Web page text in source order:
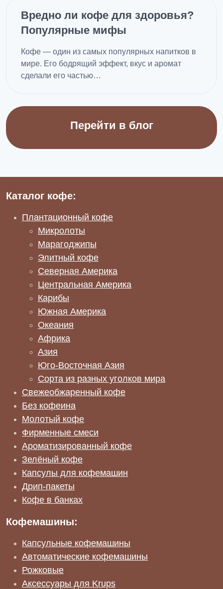
Вредно ли кофе для здоровья?
Популярные мифы
Кофе — один из самых популярных напитков в
мире. Его бодрящий эффект, вкус и аромат
сделали его частью…
Перейти в блог
Каталог кофе:
Плантационный кофе
Микролоты
Марагоджипы
Элитный кофе
Северная Америка
Центральная Америка
Карибы
Южная Америка
Океания
Африка
Азия
Юго-Восточная Азия
Сорта из разных уголков мира
Свежеобжаренный кофе
Без кофеина
Молотый кофе
Фирменные смеси
Ароматизированный кофе
Зелёный кофе
Капсулы для кофемашин
Дрип-пакеты
Кофе в банках
Кофемашины:
Капсульные кофемашины
Автоматические кофемашины
Рожковые
Аксессуары для Krups